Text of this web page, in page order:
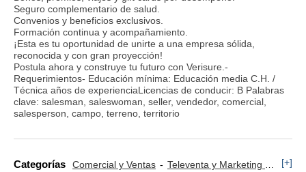
Seguro complementario de salud.
Convenios y beneficios exclusivos.
Formación continua y acompañamiento.
¡Esta es tu oportunidad de unirte a una empresa sólida,
reconocida y con gran proyección!
Postula ahora y construye tu futuro con Verisure.-
Requerimientos- Educación mínima: Educación media C.H. /
Técnica años de experienciaLicencias de conducir: B Palabras
clave: salesman, saleswoman, seller, vendedor, comercial,
salesperson, campo, terreno, territorio
Categorías Comercial y Ventas Televenta y Marketing Telefónico [+]